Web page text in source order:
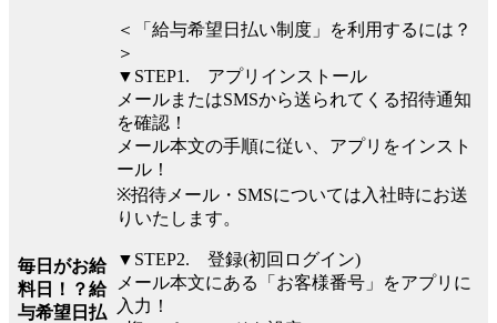
毎日がお給
料日！？給
与希望日払
＜「給与希望日払い制度」を利用するには？
＞
▼STEP1. アプリインストール
メールまたはSMSから送られてくる招待通知
を確認！
メール本文の手順に従い、アプリをインスト
ール！
※招待メール・SMSについては入社時にお送
りいたします。
▼STEP2. 登録(初回ログイン)
メール本文にある「お客様番号」をアプリに
入力！